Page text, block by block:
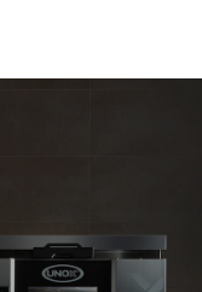
Greenhouse Gas